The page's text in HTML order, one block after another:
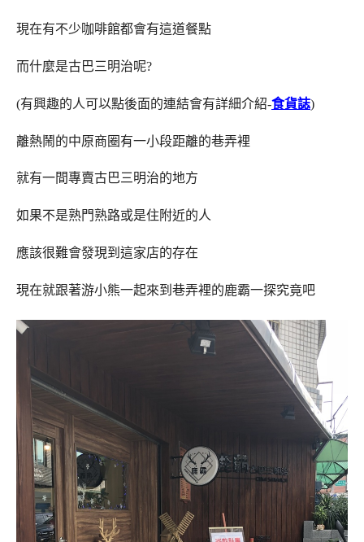
現在有不少咖啡館都會有這道餐點
而什麼是古巴三明治呢?
(有興趣的人可以點後面的連結會有詳細介紹-食貨誌)
離熱鬧的中原商圈有一小段距離的巷弄裡
就有一間專賣古巴三明治的地方
如果不是熟門熟路或是住附近的人
應該很難會發現到這家店的存在
現在就跟著游小熊一起來到巷弄裡的鹿霸一探究竟吧